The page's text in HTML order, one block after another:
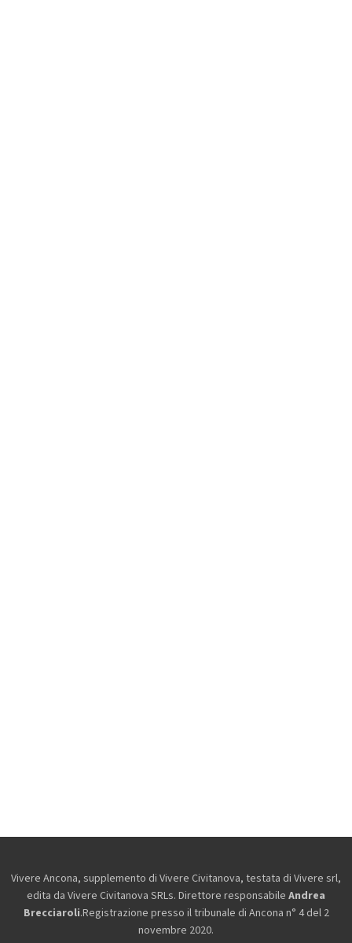
Vivere Ancona, supplemento di Vivere Civitanova, testata di Vivere srl,
edita da Vivere Civitanova SRLs. Direttore responsabile Andrea
Brecciaroli.Registrazione presso il tribunale di Ancona n° 4 del 2
novembre 2020.